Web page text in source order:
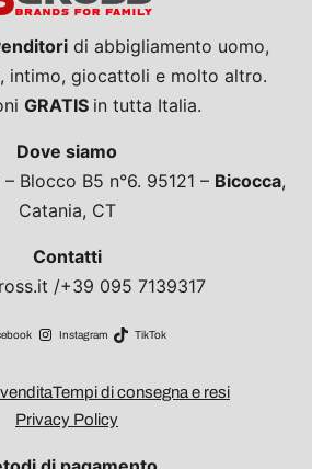
di abbigliamento uomo,
intimo, giocattoli e molto altro.
GRATIS in tutta Italia.
Dove siamo
Blocco B5 n°6. 95121 – Bicocca,
Catania, CT
Contatti
/+39 095 7139317
Instagram TikTok
Tempi di consegna e resi
Privacy Policy